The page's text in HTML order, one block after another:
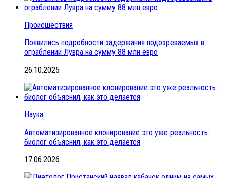
Происшествия
Появились подробности задержания подозреваемых в
ограблении Лувра на сумму 88 млн евро
26.10.2025
Наука
Автоматизированное клонирование это уже реальность:
биолог объяснил, как это делается
17.06.2026